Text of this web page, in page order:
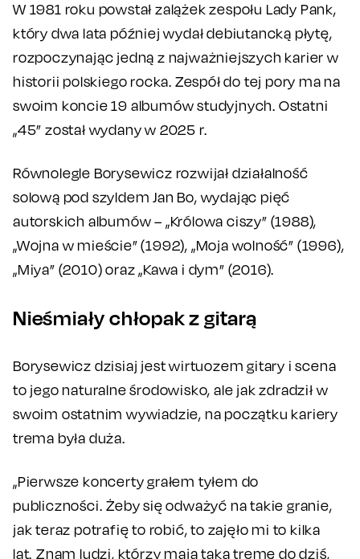
W 1981 roku powstał zalążek zespołu Lady Pank,
który dwa lata później wydał debiutancką płytę,
rozpoczynając jedną z najważniejszych karier w
historii polskiego rocka. Zespół do tej pory ma na
swoim koncie 19 albumów studyjnych. Ostatni
„45” został wydany w 2025 r.
Równolegle Borysewicz rozwijał działalność
solową pod szyldem Jan Bo, wydając pięć
autorskich albumów – „Królowa ciszy” (1988),
„Wojna w mieście” (1992), „Moja wolność” (1996),
„Miya” (2010) oraz „Kawa i dym” (2016).
Nieśmiały chłopak z gitarą
Borysewicz dzisiaj jest wirtuozem gitary i scena
to jego naturalne środowisko, ale jak zdradził w
swoim ostatnim wywiadzie, na początku kariery
trema była duża.
„Pierwsze koncerty grałem tyłem do
publiczności. Żeby się odważyć na takie granie,
jak teraz potrafię to robić, to zajęło mi to kilka
lat. Znam ludzi, którzy mają taką tremę do dziś,